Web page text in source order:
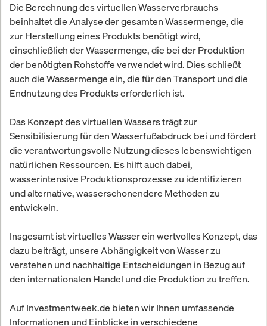
Die Berechnung des virtuellen Wasserverbrauchs
beinhaltet die Analyse der gesamten Wassermenge, die
zur Herstellung eines Produkts benötigt wird,
einschließlich der Wassermenge, die bei der Produktion
der benötigten Rohstoffe verwendet wird. Dies schließt
auch die Wassermenge ein, die für den Transport und die
Endnutzung des Produkts erforderlich ist.
Das Konzept des virtuellen Wassers trägt zur
Sensibilisierung für den Wasserfußabdruck bei und fördert
die verantwortungsvolle Nutzung dieses lebenswichtigen
natürlichen Ressourcen. Es hilft auch dabei,
wasserintensive Produktionsprozesse zu identifizieren
und alternative, wasserschonendere Methoden zu
entwickeln.
Insgesamt ist virtuelles Wasser ein wertvolles Konzept, das
dazu beiträgt, unsere Abhängigkeit von Wasser zu
verstehen und nachhaltige Entscheidungen in Bezug auf
den internationalen Handel und die Produktion zu treffen.
Auf Investmentweek.de bieten wir Ihnen umfassende
Informationen und Einblicke in verschiedene